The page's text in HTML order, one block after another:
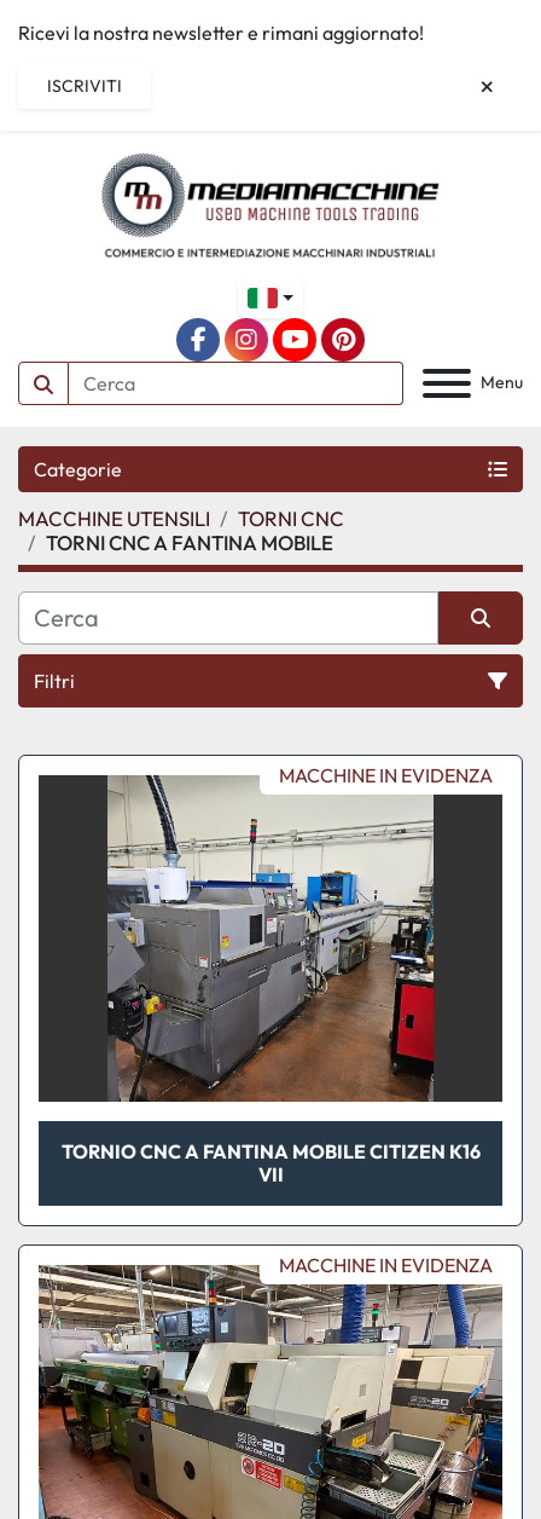
Ricevi la nostra newsletter e rimani aggiornato!
ISCRIVITI
Menu
facebookinstagram
youtubepinterest
Categorie
MACCHINE UTENSILI
TORNI CNC
TORNI CNC A FANTINA MOBILE
Filtri
Ordina per
MACCHINE IN EVIDENZA
TORNIO CNC A FANTINA MOBILE CITIZEN K16
VII
MACCHINE IN EVIDENZA